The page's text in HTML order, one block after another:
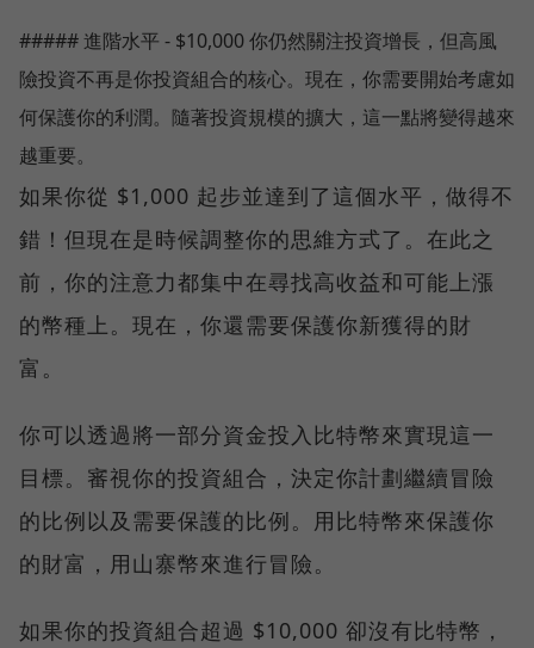
##### 進階水平 - $10,000 你仍然關注投資增長，但高風
險投資不再是你投資組合的核心。現在，你需要開始考慮如
何保護你的利潤。隨著投資規模的擴大，這一點將變得越來
越重要。
如果你從 $1,000 起步並達到了這個水平，做得不
錯！但現在是時候調整你的思維方式了。在此之
前，你的注意力都集中在尋找高收益和可能上漲
的幣種上。現在，你還需要保護你新獲得的財
富。
你可以透過將一部分資金投入比特幣來實現這一
目標。審視你的投資組合，決定你計劃繼續冒險
的比例以及需要保護的比例。用比特幣來保護你
的財富，用山寨幣來進行冒險。
如果你的投資組合超過 $10,000 卻沒有比特幣，